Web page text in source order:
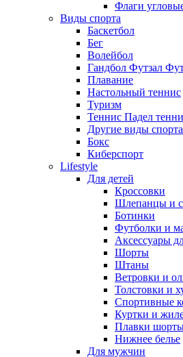
Флаги
Виды спорта
Баскетбол
Бег
Волейбол
Гандбол Футзал
Плавание
Настольный теннис
Туризм
Теннис Падел
Другие виды спорта
Бокс
Киберспорт
Lifestyle
Для детей
Кроссовки
Шлепанцы и
Ботинки
Футболки и
Аксессуары
Шорты
Штаны
Ветровки и
Толстовки и
Спортивные
Куртки и
Плавки шорты
Нижнее белье
Для мужчин